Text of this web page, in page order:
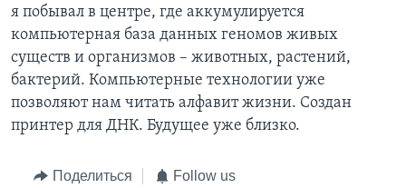
я побывал в центре, где аккумулируется
компьютерная база данных геномов живых
существ и организмов – животных, растений,
бактерий. Компьютерные технологии уже
позволяют нам читать алфавит жизни. Cоздан
принтер для ДНК. Будущее уже близко.
Поделиться Follow us